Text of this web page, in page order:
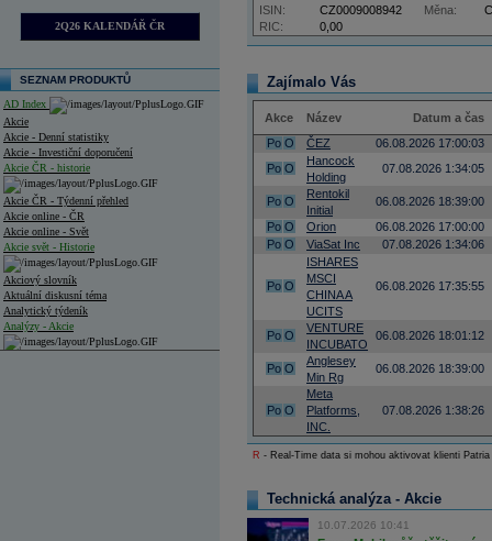
2Q26 KALENDÁŘ ČR
SEZNAM PRODUKTŮ
AD Index
Akcie
Akcie - Denní statistiky
Akcie - Investiční doporučení
Akcie ČR - historie
Akcie ČR - Týdenní přehled
Akcie online - ČR
Akcie online - Svět
Akcie svět - Historie
Akciový slovník
Aktuální diskusní téma
Analytický týdeník
Analýzy - Akcie
RIC: 0,00
ISIN: CZ0009008942 Měna:
Zajímalo Vás
Akce Název
Datum a čas
Po O ČEZ
06.08.2026 17:00:03
Po O
Hancock
Holding
07.08.2026 1:34:05
Po O
Rentokil
Initial
06.08.2026 18:39:00
Po O Orion
06.08.2026 17:00:00
Po O ViaSat Inc 07.08.2026 1:34:06
Po O
ISHARES
MSCI
CHINA A
UCITS
06.08.2026 17:35:55
Po O
VENTURE
INCUBATO
06.08.2026 18:01:12
Po O
Anglesey
Min Rg
06.08.2026 18:39:00
Po O
Meta
Platforms,
INC.
07.08.2026 1:38:26
R - Real-Time data si mohou aktivovat klienti
Technická analýza - Akcie
10.07.2026 10:41